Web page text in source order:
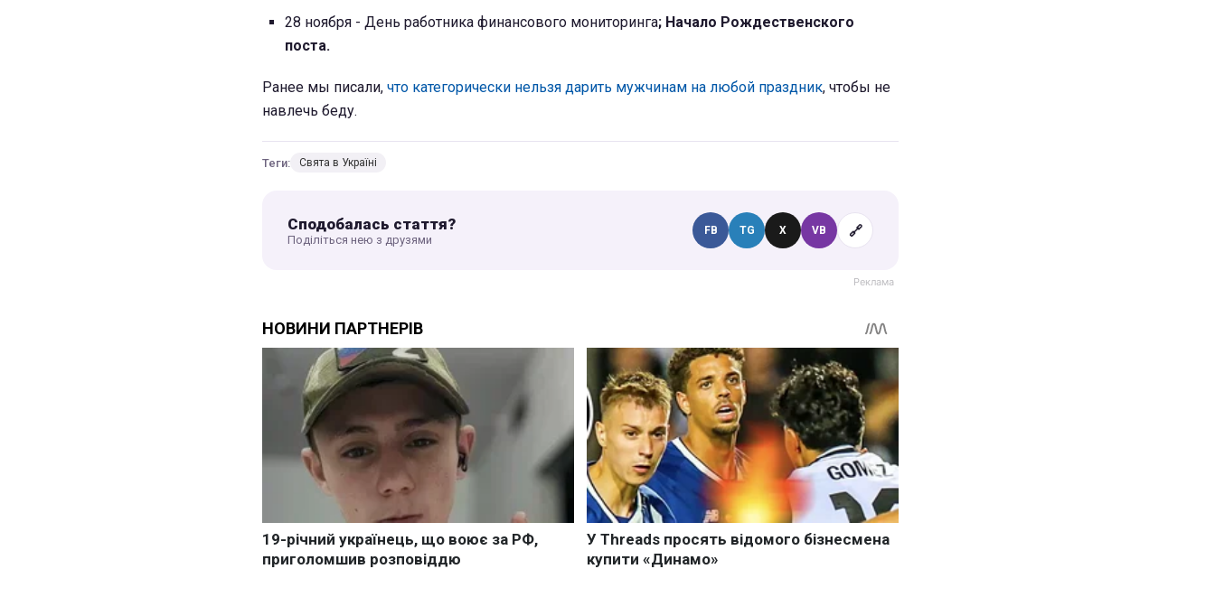
28 ноября - День работника финансового мониторинга; Начало Рождественского
поста.
Ранее мы писали, что категорически нельзя дарить мужчинам на любой праздник, чтобы не
навлечь беду.
Теги: Свята в Україні
Сподобалась стаття?
Поділіться нею з друзями
FB TG X VB 🔗